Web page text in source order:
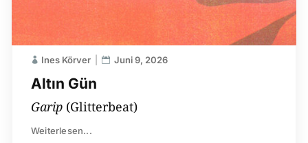
Altın Gün
Ines Körver Juni 9, 2026
Garip(Glitterbeat)
Weiterlesen...